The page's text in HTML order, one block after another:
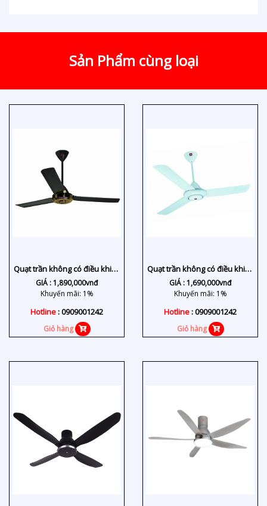
Sản Phẩm cùng loại
Quạt trần không có điều khiển
từ xa N56YG
GIÁ :1,890,000vnđ
Khuyến mãi: 1%
Hotline: 0909001242
Giỏ hàng
Quạt trần không có điều khiển
từ xa M60XG
GIÁ :1,690,000vnđ
Khuyến mãi: 1%
Hotline: 0909001242
Giỏ hàng